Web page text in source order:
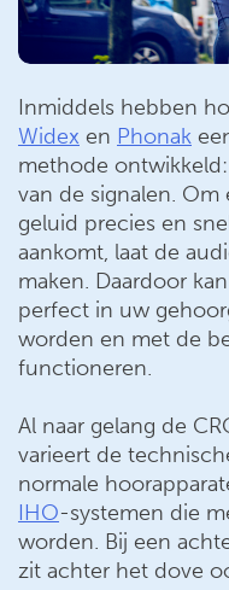
Inmiddels hebben
Widex en Phonak
methode
van de signalen.
geluid precies en
aankomt, laat de
maken. Daardoor
perfect in uw
worden en met de
functioneren.
Al naar gelang de
varieert de
normale
IHO-systemen die
worden. Bij een
zit achter het dove